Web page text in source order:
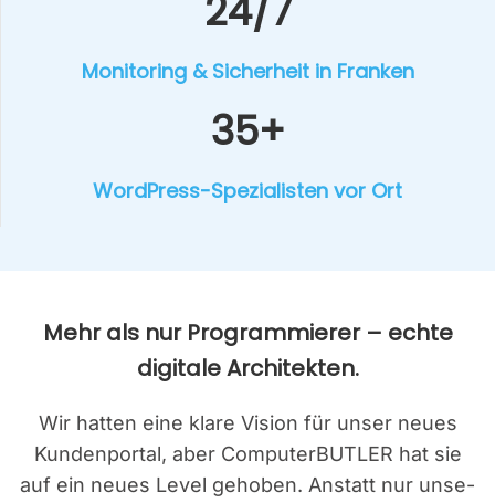
24/7
Moni­to­ring & Sicher­heit in Fran­ken
35+
Word­Press-Spe­zia­lis­ten vor Ort
Mehr als nur Pro­gram­mie­rer – ech­te
digi­ta­le Archi­tek­ten.
Wir hat­ten eine kla­re Visi­on für unser neu­es
Kun­den­por­tal, aber Com­pu­ter­BUT­LER hat sie
auf ein neu­es Level geho­ben. Anstatt nur unse­